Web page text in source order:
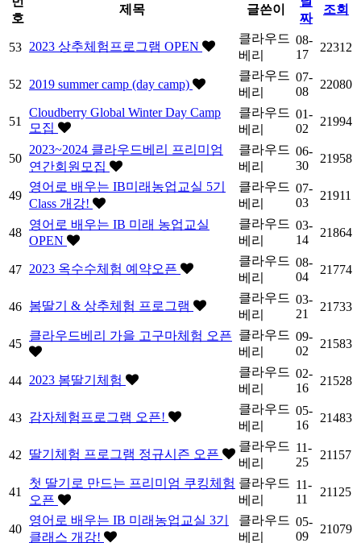
호
제목 글쓴이
짜
조회
53 2023 상추체험프로그램 OPEN
클라우드
베리
08-
17
22312
52 2019 summer camp (day camp)
클라우드
베리
07-
08
22080
51
Cloudberry Global Winter Day Camp
모집
클라우드
베리
01-
02
21994
50
2023~2024 클라우드베리 프리미엄
연간회원모집
클라우드
베리
06-
30
21958
49
영어로 배우는 IB미래농업교실 5기
Class 개강!
클라우드
베리
07-
03
21911
48
영어로 배우는 IB 미래 농업교실
OPEN
클라우드
베리
03-
14
21864
47 2023 옥수수체험 예약오픈
클라우드
베리
08-
04
21774
46 봄딸기 & 상추체험 프로그램
클라우드
베리
03-
21
21733
45
클라우드베리 가을 고구마체험 오픈 클라우드
베리
09-
02
21583
44 2023 봄딸기체험
클라우드
베리
02-
16
21528
43 감자체험프로그램 오픈!
클라우드
베리
05-
16
21483
42 딸기체험 프로그램 정규시즌 오픈
클라우드
베리
11-
25
21157
41
첫 딸기로 만드는 프리미엄 쿠킹체험
오픈
클라우드
베리
11-
11
21125
40
영어로 배우는 IB 미래농업교실 3기
클래스 개강!
클라우드
베리
05-
09
21079